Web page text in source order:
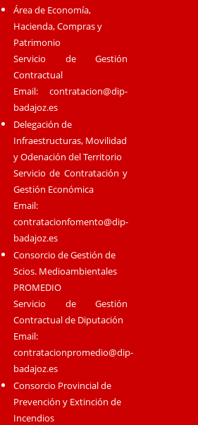
Área de Economía,
Hacienda, Compras y
Patrimonio
Servicio de Gestión
Contractual
Email:contratacion@dip-
badajoz.es
Delegación de
Infraestructuras, Movilidad
y Odenación del Territorio
Servicio de Contratación y
Gestión Económica
Email:
contratacionfomento@dip-
badajoz.es
Consorcio de Gestión de
Scios. Medioambientales
PROMEDIO
Servicio de Gestión
Contractual de Diputación
Email:
contratacionpromedio@dip-
badajoz.es
Consorcio Provincial de
Prevención y Extinción de
Incendios